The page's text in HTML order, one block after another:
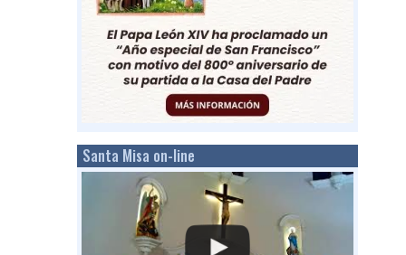
Santa Misa on-line